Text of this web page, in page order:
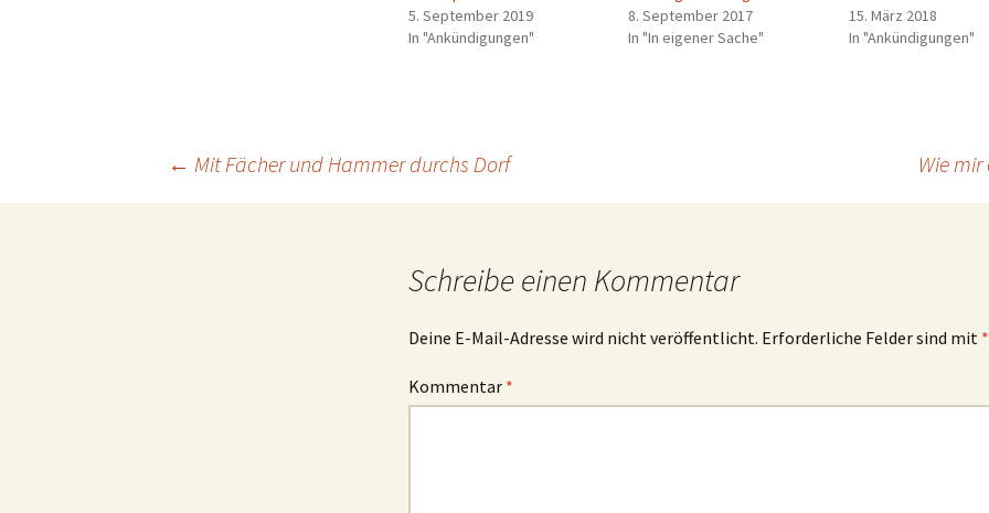
5. September 2019
In "Ankündigungen"
8. September 2017
In "In eigener Sache"
15. März 2018
In "Ankündigungen"
Beitragsnavigation
← Mit Fächer und Hammer durchs Dorf Wie
Schreibe einen Kommentar
Deine E-Mail-Adresse wird nicht veröffentlicht. Erforderliche Felder sind mit *
Kommentar *